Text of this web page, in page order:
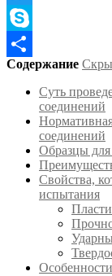
Twitter
Skype
Отправить
Содержание
Суть
соединений
соединений
Образцы
Свойства,
испытания